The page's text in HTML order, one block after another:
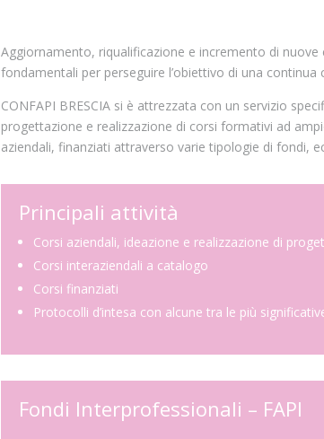
Aggiornamento, riqualificazione e incremento di
fondamentali per perseguire l’obiettivo di una
CONFAPI BRESCIA si è attrezzata con un servizio
progettazione e realizzazione di corsi formativi ad
aziendali, finanziati attraverso varie tipologie di fondi,
Principali attività
Corsi aziendali, ideazione e realizzazione di
Corsi interaziendali a catalogo
Corsi finanziati
Protocolli d’intesa con alcune tra le più
Fondi Interprofessionali – FAPI